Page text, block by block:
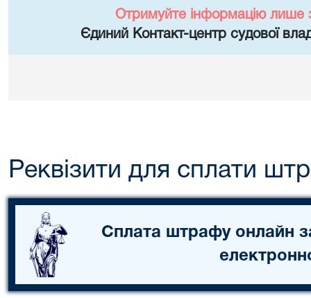
Отримуйте інформацію лише
Єдиний Контакт-центр судової
Реквізити для сплати
Сплата штрафу онлайн